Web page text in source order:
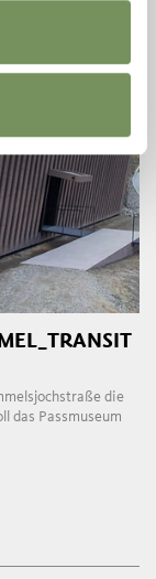
die
das Passmuseum